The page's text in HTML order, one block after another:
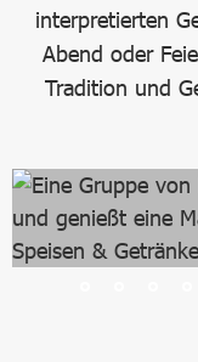
interpretierten
Abend oder
Tradition und